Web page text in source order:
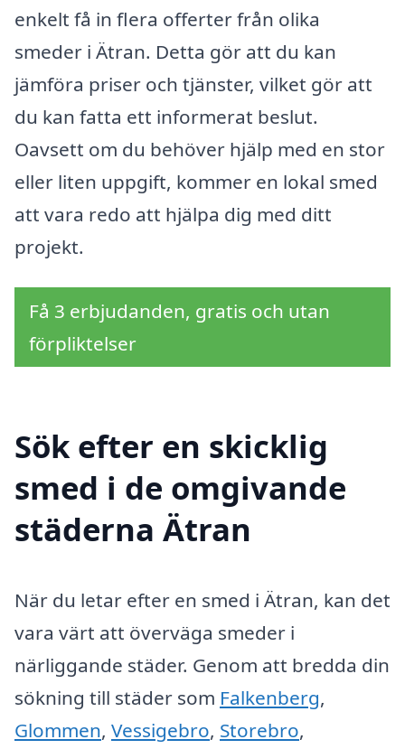
enkelt få in flera offerter från olika
smeder i Ätran. Detta gör att du kan
jämföra priser och tjänster, vilket gör att
du kan fatta ett informerat beslut.
Oavsett om du behöver hjälp med en stor
eller liten uppgift, kommer en lokal smed
att vara redo att hjälpa dig med ditt
projekt.
Få 3 erbjudanden, gratis och utan
förpliktelser
Sök efter en skicklig
smed i de omgivande
städerna Ätran
När du letar efter en smed i Ätran, kan det
vara värt att överväga smeder i
närliggande städer. Genom att bredda din
sökning till städer som Falkenberg,
Glommen, Vessigebro, Storebro,